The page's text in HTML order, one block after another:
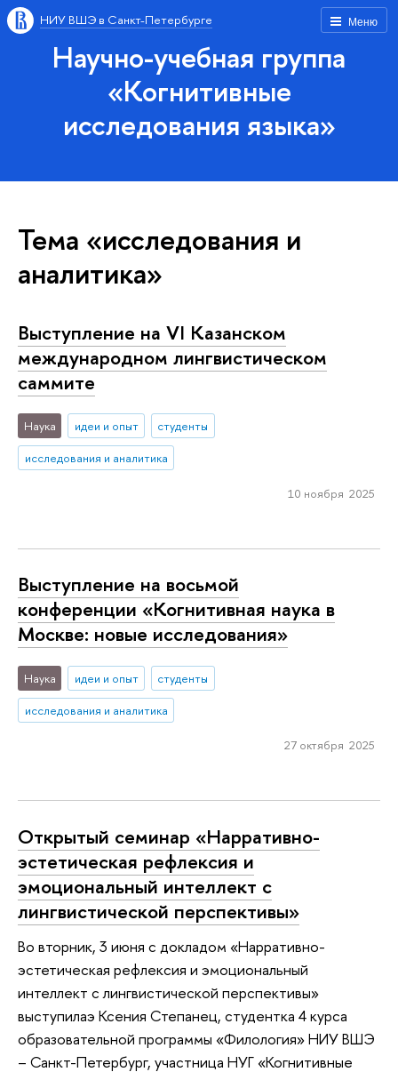
Меню
НИУ ВШЭ в Санкт-Петербурге
Научно-учебная группа
«Когнитивные
исследования языка»
Тема «исследования и
аналитика»
Выступление на VI Казанском
международном лингвистическом
саммите
Наука идеи и опыт
студенты
исследования и аналитика
10 ноября 2025
Выступление на восьмой
конференции «Когнитивная наука в
Москве: новые исследования»
Наука идеи и опыт
студенты
исследования и аналитика
27 октября 2025
Открытый семинар «Нарративно-
эстетическая рефлексия и
эмоциональный интеллект с
лингвистической перспективы»
Во вторник, 3 июня с докладом «Нарративно-
эстетическая рефлексия и эмоциональный
интеллект с лингвистической перспективы»
выступилаэ Ксения Степанец, студентка 4 курса
образовательной программы «Филология» НИУ ВШЭ
– Санкт-Петербург, участница НУГ «Когнитивные